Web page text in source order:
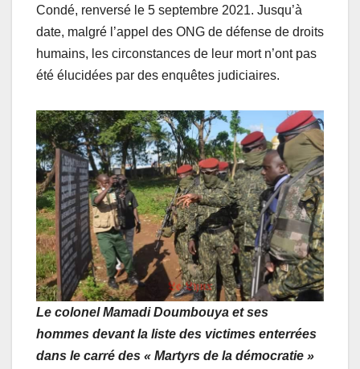
Condé, renversé le 5 septembre 2021. Jusqu’à
date, malgré l’appel des ONG de défense de droits
humains, les circonstances de leur mort n’ont pas
été élucidées par des enquêtes judiciaires.
Le colonel Mamadi Doumbouya et ses
hommes devant la liste des victimes enterrées
dans le carré des « Martyrs de la démocratie »